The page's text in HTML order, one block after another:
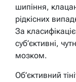
шипіння,
рідкісних
За
суб’єктивні,
мозком.
Об’єктивний